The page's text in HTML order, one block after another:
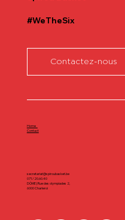
#WeTheSix
Contactez-nous
secretariat@spiroubasket.be
071/20.60.40
DÔME | Rue des olympiades 2,
6000 Charleroi
Home
Contact